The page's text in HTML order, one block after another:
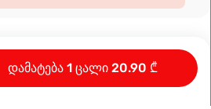
დამატება 1 ცალი 20.90 ₾